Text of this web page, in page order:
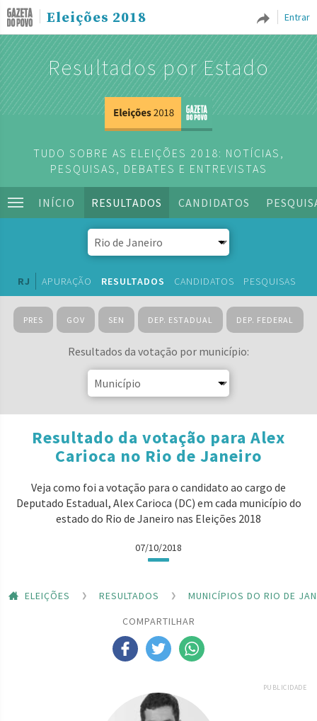
Entrar
Eleições 2018
Resultados por Estado
TUDO SOBRE AS ELEIÇÕES 2018: NOTÍCIAS,
PESQUISAS, DEBATES E ENTREVISTAS
INÍCIO RESULTADOS CANDIDATOS
RJ APURAÇÃO RESULTADOS CANDIDATOS PESQUISAS
PRES GOV SEN DEP. ESTADUAL DEP. FEDERAL
Resultados da votação por município:
Resultado da votação para Alex
Carioca no Rio de Janeiro
Veja como foi a votação para o candidato ao cargo de
Deputado Estadual, Alex Carioca (DC) em cada município do
estado do Rio de Janeiro nas Eleições 2018
07/10/2018
ELEIÇÕES RESULTADOS
MUNICÍPIOS DO RIO DE
COMPARTILHAR
PUBLICIDADE